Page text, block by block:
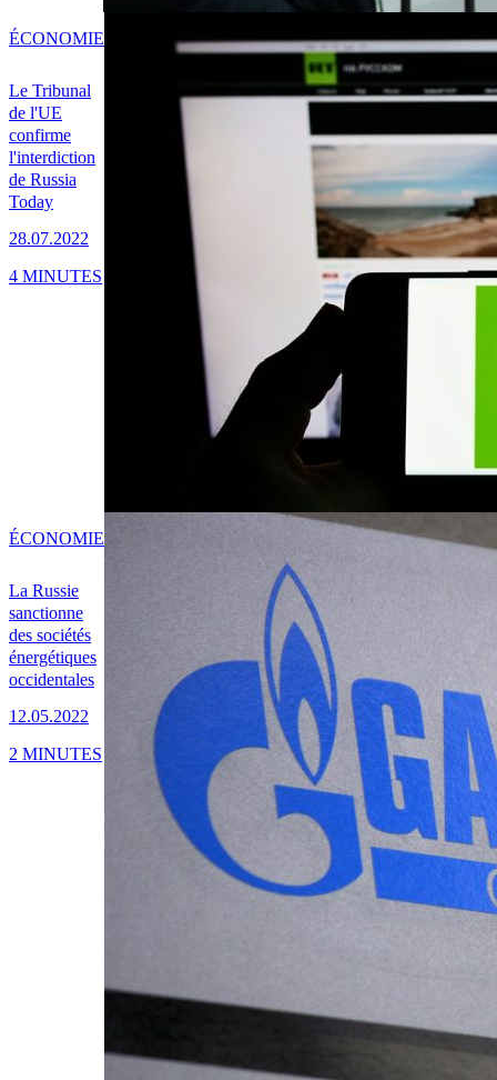
Le Tribunal
de l'UE
confirme
l'interdiction
de Russia
Today
28.07.2022
ÉCONOMIE
4 MINUTES
La Russie
sanctionne
des sociétés
énergétiques
occidentales
12.05.2022
ÉCONOMIE
2 MINUTES